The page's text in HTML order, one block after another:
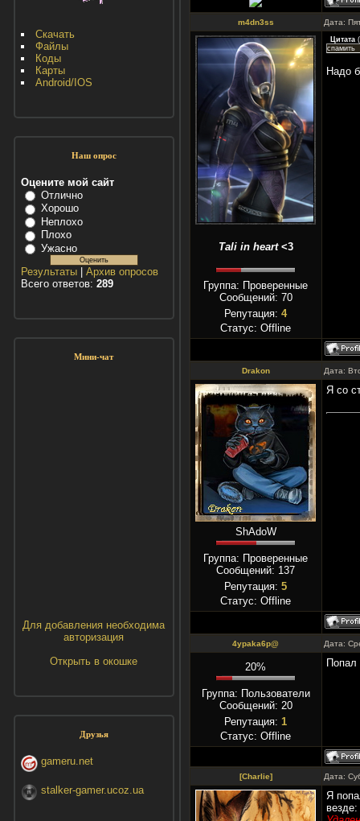
Скачать
Файлы
Коды
Карты
Android/IOS
Наш опрос
Оцените мой сайт
Отлично
Хорошо
Неплохо
Плохо
Ужасно
Результаты| Архив опросов
Всего ответов: 289
Мини-чат
Для добавления необходима
авторизация
Открыть в окошке
Друзья
gameru.net
stalker-gamer.ucoz.ua
m4dn3ss Дата:
Tali in heart<3
Группа: Проверенные
Сообщений: 70
Репутация: 4
Статус: Offline
Цитата(
спамить
Надо
Drakon Дата:
ShAdoW
Группа: Проверенные
Сообщений: 137
Репутация: 5
Статус: Offline
Я со
4ypaka6p@ Дата:
20%
Группа: Пользователи
Сообщений: 20
Репутация: 1
Статус: Offline
Попал
[Charlie] Дата:
Я
везде: